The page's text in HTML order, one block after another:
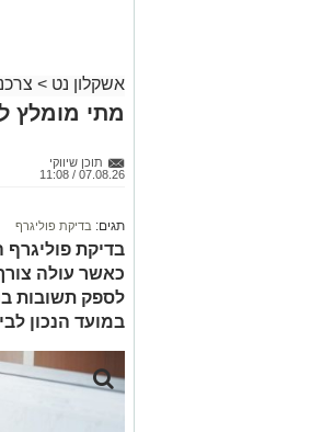
אשקלון נט >
מתי מומלץ
תוכן שיווקי
07.08.26 / 11:08
תגים: בדיקת פוליגרף
בדיקת
כאשר עולה
לספק תשובות
במועד הנכון